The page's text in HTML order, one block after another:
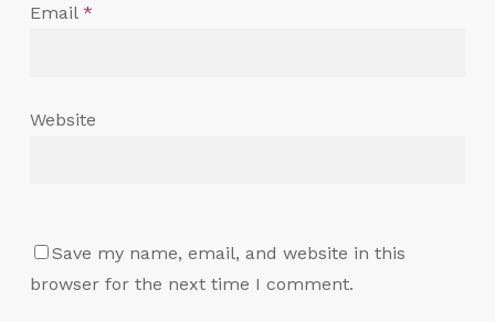
Email *
Website
Save my name, email, and website in this
browser for the next time I comment.